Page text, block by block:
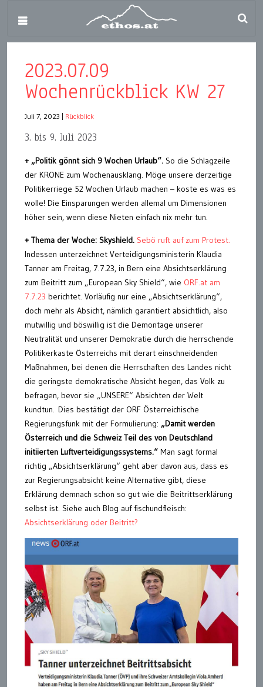
2023.07.09
Wochenrückblick KW 27
Juli 7, 2023 Rückblick
3. bis 9. Juli 2023
+ „Politik gönnt sich 9 Wochen Urlaub“. So die Schlagzeile
der KRONE zum Wochenausklang. Möge unsere derzeitige
Politikerriege 52 Wochen Urlaub machen – koste es was es
wolle! Die Einsparungen werden allemal um Dimensionen
höher sein, wenn diese Nieten einfach nix mehr tun.
+ Thema der Woche: Skyshield. Sebö ruft auf zum Protest.
Indessen unterzeichnet Verteidigungsministerin Klaudia
Tanner am Freitag, 7.7.23, in Bern eine Absichtserklärung
zum Beitritt zum „European Sky Shield“, wie ORF.at am
7.7.23 berichtet. Vorläufig nur eine „Absichtserklärung“,
doch mehr als Absicht, nämlich garantiert absichtlich, also
mutwillig und böswillig ist die Demontage unserer
Neutralität und unserer Demokratie durch die herrschende
Politikerkaste Österreichs mit derart einschneidenden
Maßnahmen, bei denen die Herrschaften des Landes nicht
die geringste demokratische Absicht hegen, das Volk zu
befragen, bevor sie „UNSERE“ Absichten der Welt
kundtun. Dies bestätigt der ORF Österreichische
Regierungsfunk mit der Formulierung: „Damit werden
Österreich und die Schweiz Teil des von Deutschland
initiierten Luftverteidigungssystems.“ Man sagt formal
richtig „Absichtserklärung“ geht aber davon aus, dass es
zur Regierungsabsicht keine Alternative gibt, diese
Erklärung demnach schon so gut wie die Beitrittserklärung
selbst ist. Siehe auch Blog auf fischundfleisch:
Absichtserklärung oder Beitritt?